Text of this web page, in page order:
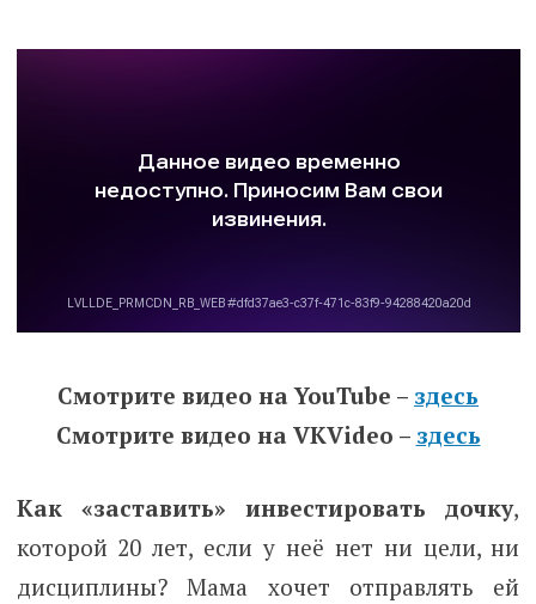
Смотрите видео на YouTube – здесь
Смотрите видео на VKVideo – здесь
Как «заставить» инвестировать дочку,
которой 20 лет, если у неё нет ни цели, ни
дисциплины? Мама хочет отправлять ей